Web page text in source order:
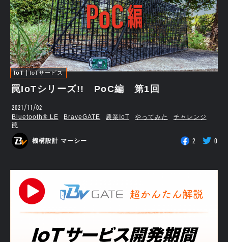
IoT IoTサービス
罠IoTシリーズ!! PoC編 第1回
2021/11/02
Bluetooth®︎ LE BraveGATE 農業IoT やってみた
チャレンジ
罠
機構設計 マーシー 2 0